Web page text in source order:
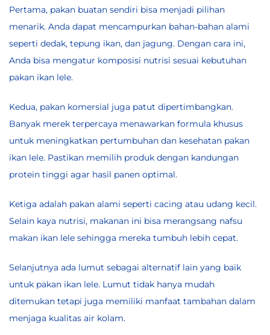
Pertama, pakan buatan sendiri bisa menjadi pilihan
menarik. Anda dapat mencampurkan bahan-bahan alami
seperti dedak, tepung ikan, dan jagung. Dengan cara ini,
Anda bisa mengatur komposisi nutrisi sesuai kebutuhan
pakan ikan lele.
Kedua, pakan komersial juga patut dipertimbangkan.
Banyak merek terpercaya menawarkan formula khusus
untuk meningkatkan pertumbuhan dan kesehatan pakan
ikan lele. Pastikan memilih produk dengan kandungan
protein tinggi agar hasil panen optimal.
Ketiga adalah pakan alami seperti cacing atau udang kecil.
Selain kaya nutrisi, makanan ini bisa merangsang nafsu
makan ikan lele sehingga mereka tumbuh lebih cepat.
Selanjutnya ada lumut sebagai alternatif lain yang baik
untuk pakan ikan lele. Lumut tidak hanya mudah
ditemukan tetapi juga memiliki manfaat tambahan dalam
menjaga kualitas air kolam.